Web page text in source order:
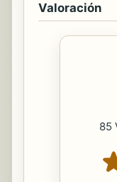
Valoración
85